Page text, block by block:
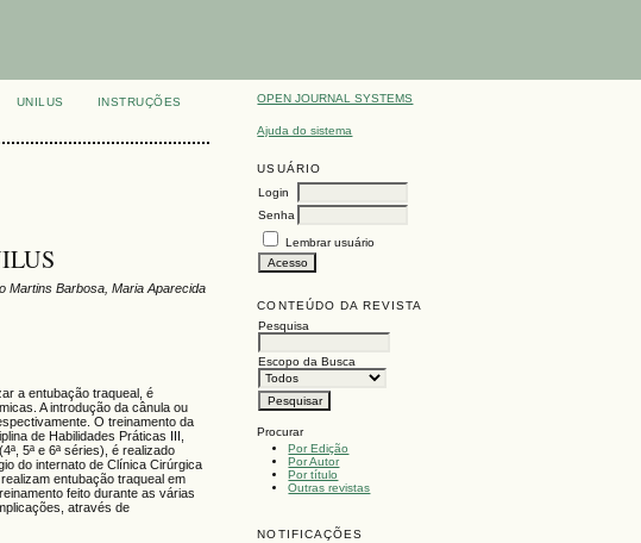
OPEN JOURNAL SYSTEMS
Ajuda do sistema
USUÁRIO
Login
Senha
Lembrar usuário
CONTEÚDO DA REVISTA
Pesquisa
Escopo da Busca
Procurar
Por Edição
Por Autor
Por título
Outras revistas
NOTIFICAÇÕES
UNILUS
INSTRUÇÕES
Martins Barbosa, Maria Aparecida
a entubação traqueal, é
A introdução da cânula ou
O treinamento da
de Habilidades Práticas III,
5ª e 6ª séries), é realizado
do internato de Clínica Cirúrgica
entubação traqueal em
feito durante as várias
através de